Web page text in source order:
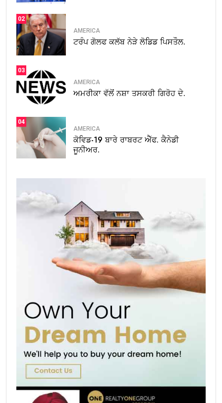
02
AMERICA
ਟਰੰਪ ਗੋਲਫ ਕਲੱਬ ਨੇੜੇ ਲੋਡਿਡ ਪਿਸਤੌਲ.
03
AMERICA
ਅਮਰੀਕਾ ਵੱਲੋਂ ਨਸ਼ਾ ਤਸਕਰੀ ਗਿਰੋਹ ਦੇ.
04
AMERICA
ਕੋਵਿਡ-19 ਬਾਰੇ ਰਾਬਰਟ ਐੱਫ. ਕੈਨੇਡੀ
ਜੂਨੀਅਰ.